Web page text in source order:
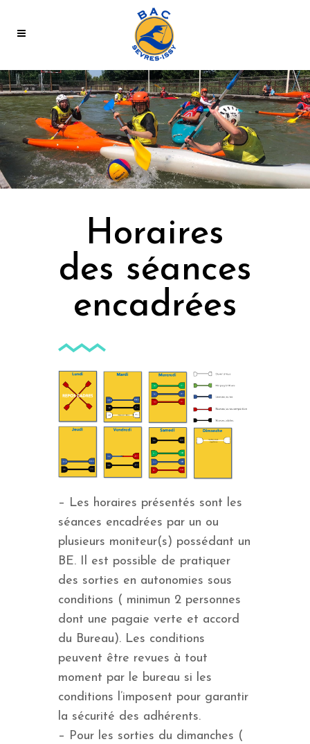
Horaires
des séances
encadrées
– Les horaires présentés sont les
séances encadrées par un ou
plusieurs moniteur(s) possédant un
BE. Il est possible de pratiquer
des sorties en autonomies sous
conditions ( minimun 2 personnes
dont une pagaie verte et accord
du Bureau). Les conditions
peuvent être revues à tout
moment par le bureau si les
conditions l’imposent pour garantir
la sécurité des adhérents.
– Pour les sorties du dimanches (